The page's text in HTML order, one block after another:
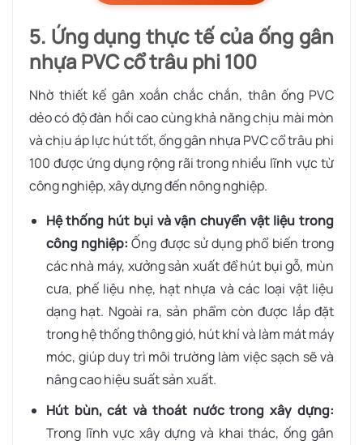
5. Ứng dụng thực tế của ống gân
nhựa PVC cổ trâu phi 100
Nhờ thiết kế gân xoắn chắc chắn, thân ống PVC
dẻo có độ đàn hồi cao cùng khả năng chịu mài mòn
và chịu áp lực hút tốt, ống gân nhựa PVC cổ trâu phi
100 được ứng dụng rộng rãi trong nhiều lĩnh vực từ
công nghiệp, xây dựng đến nông nghiệp.
Hệ thống hút bụi và vận chuyển vật liệu trong
công nghiệp:Ống được sử dụng phổ biến trong
các nhà máy, xưởng sản xuất để hút bụi gỗ, mùn
cưa, phế liệu nhẹ, hạt nhựa và các loại vật liệu
dạng hạt. Ngoài ra, sản phẩm còn được lắp đặt
trong hệ thống thông gió, hút khí và làm mát máy
móc, giúp duy trì môi trường làm việc sạch sẽ và
nâng cao hiệu suất sản xuất.
Hút bùn, cát và thoát nước trong xây dựng:
Trong lĩnh vực xây dựng và khai thác, ống gân